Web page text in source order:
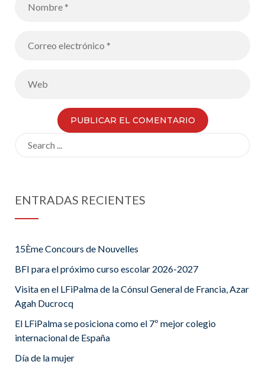
ENTRADAS RECIENTES
15Ème Concours de Nouvelles
BFI para el próximo curso escolar 2026-2027
Visita en el LFiPalma de la Cónsul General de Francia, Azar
Agah Ducrocq
El LFiPalma se posiciona como el 7º mejor colegio
internacional de España
Día de la mujer